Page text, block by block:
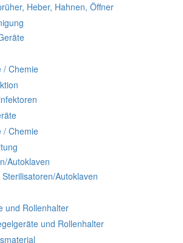
Heber, Hahnen, Öffner
/ Chemie
/ Chemie
Autoklaven
Autoklaven
und Rollenhalter
und Rollenhalter